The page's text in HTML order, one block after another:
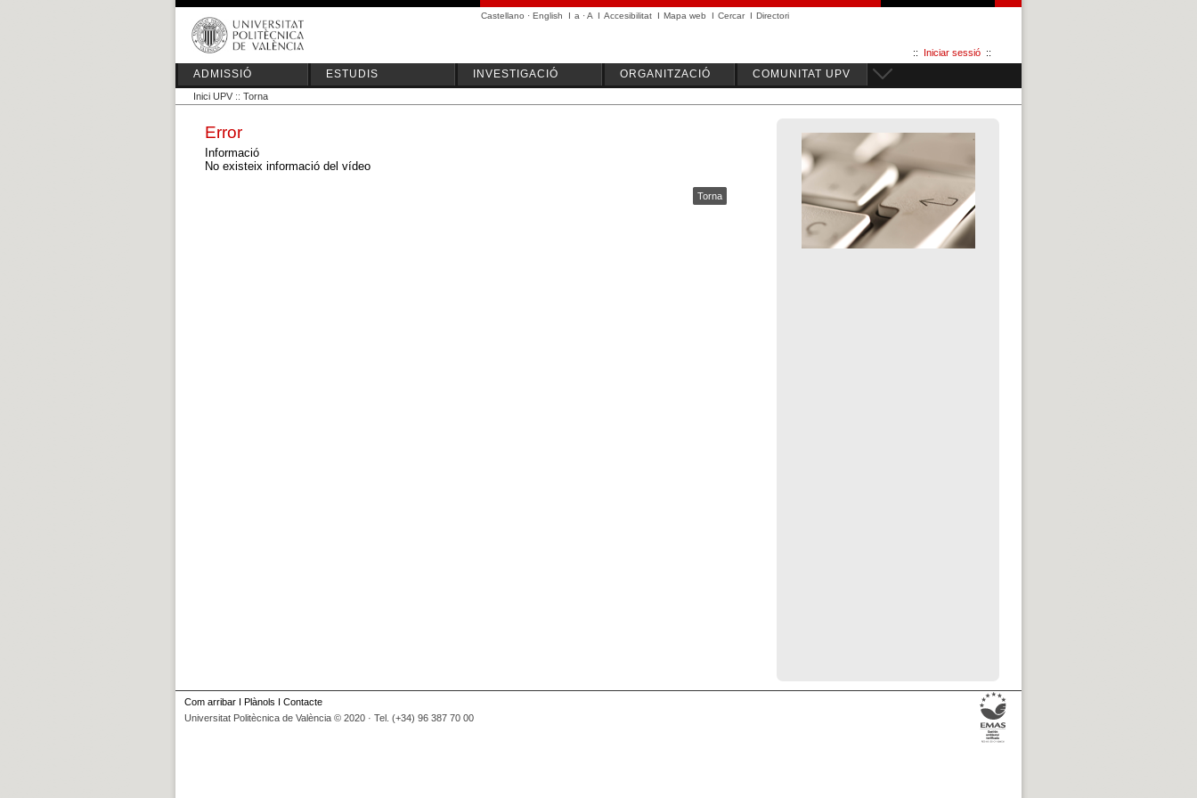
Castellano · English I a ·A I Accesibilitat I Mapa web I Cercar I Directori
:: Iniciar sessió ::
ADMISSIÓ ESTUDIS INVESTIGACIÓ ORGANITZACIÓ COMUNITAT UPV
Inici UPV :: Torna
Error
Informació
No existeix informació del vídeo
Torna
Com arribar I Plànols I Contacte
Universitat Politècnica de València © 2020 · Tel. (+34) 96 387 70 00